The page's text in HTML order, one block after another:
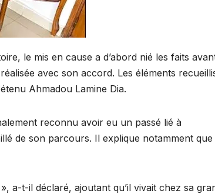
le mis en cause a d’abord nié les faits
avec son accord. Les éléments
Ahmadou Lamine Dia.
reconnu avoir eu un passé lié à
de son parcours. Il explique notamment
a-t-il déclaré, ajoutant qu’il vivait chez sa